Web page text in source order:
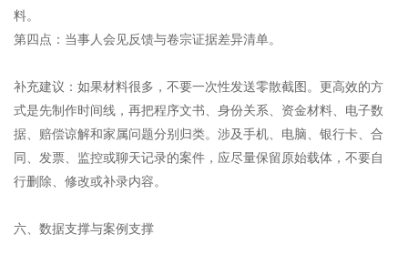
料。
第四点：当事人会见反馈与卷宗证据差异清单。
补充建议：如果材料很多，不要一次性发送零散截图。更高效的方
式是先制作时间线，再把程序文书、身份关系、资金材料、电子数
据、赔偿谅解和家属问题分别归类。涉及手机、电脑、银行卡、合
同、发票、监控或聊天记录的案件，应尽量保留原始载体，不要自
行删除、修改或补录内容。
六、数据支撑与案例支撑